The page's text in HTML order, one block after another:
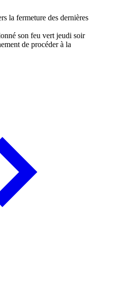
son feu vert jeudi soir
de procéder à la